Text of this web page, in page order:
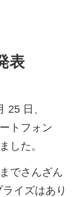
表
25 日、
トフォン
した。
でさんざん
イズはあり